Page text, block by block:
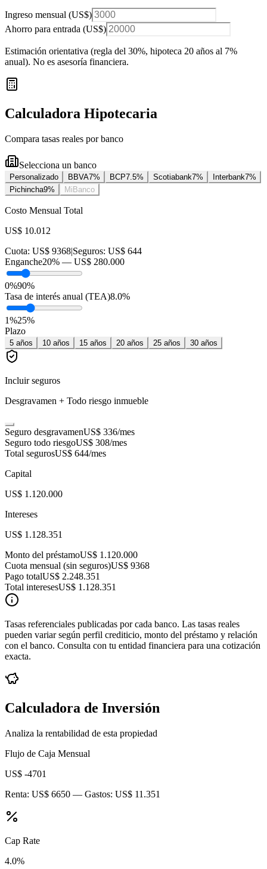
Ingreso mensual (US$)
Ahorro para entrada (US$)
Estimación orientativa (regla del 30%, hipoteca 20 años al 7%
anual). No es asesoría financiera.
Calculadora Hipotecaria
Compara tasas reales por banco
Selecciona un banco
Personalizado BBVA7% BCP7.5% Scotiabank7% Interbank7%
Pichincha9% MiBanco
Costo Mensual Total
US$ 10.012
Cuota: US$ 9368|Seguros: US$ 644
Enganche20% — US$ 280.000
0%90%
Tasa de interés anual (TEA)8.0%
1%25%
Plazo
5 años 10 años 15 años 20 años 25 años 30 años
Incluir seguros
Desgravamen + Todo riesgo inmueble
Seguro desgravamenUS$ 336/mes
Seguro todo riesgoUS$ 308/mes
Total segurosUS$ 644/mes
Capital
US$ 1.120.000
Intereses
US$ 1.128.351
Monto del préstamoUS$ 1.120.000
Cuota mensual (sin seguros)US$ 9368
Pago totalUS$ 2.248.351
Total interesesUS$ 1.128.351
Tasas referenciales publicadas por cada banco. Las tasas reales
pueden variar según perfil crediticio, monto del préstamo y relación
con el banco. Consulta con tu entidad financiera para una cotización
exacta.
Calculadora de Inversión
Analiza la rentabilidad de esta propiedad
Flujo de Caja Mensual
US$ -4701
Renta: US$ 6650 — Gastos: US$ 11.351
Cap Rate
4.0%